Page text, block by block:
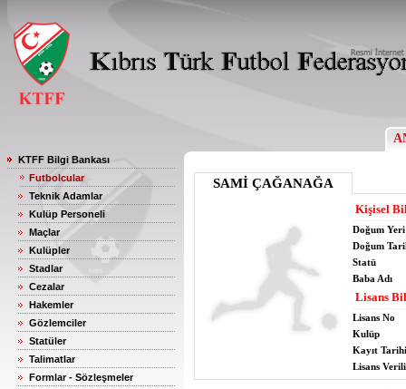
KTFF Bilgi Bankası
Futbolcular
Teknik Adamlar
Kulüp Personeli
Maçlar
Kulüpler
Stadlar
Cezalar
Hakemler
Gözlemciler
Statüler
Talimatlar
Formlar - Sözleşmeler
SAMİ ÇAĞANAĞA
Kişisel
Doğum Yeri
Doğum
Statü
Baba Adı
Lisans
Lisans No
Kulüp
Kayıt Tarihi
Lisans